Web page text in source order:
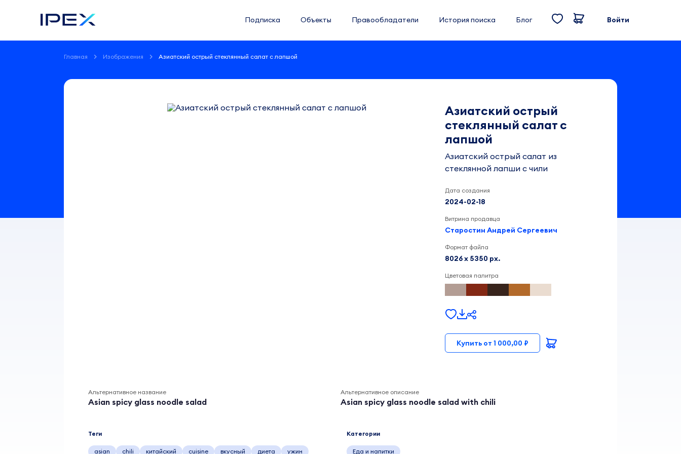
Подписка Объекты Правообладатели История поиска Блог Войти
Главная Изображения Азиатский острый стеклянный салат с лапшой
Азиатский острый
стеклянный салат с
лапшой
Азиатский острый салат из
стеклянной лапши с чили
Дата создания
2024-02-18
Витрина продавца
Старостин Андрей Сергеевич
Формат файла
8026 x 5350 px.
Цветовая палитра
Купить от 1 000,00 ₽
Альтернативное название
Asian spicy glass noodle salad
Альтернативное описание
Asian spicy glass noodle salad with chili
Теги
asian chili китайский cuisine вкусный диета ужин
Категории
Еда и напитки